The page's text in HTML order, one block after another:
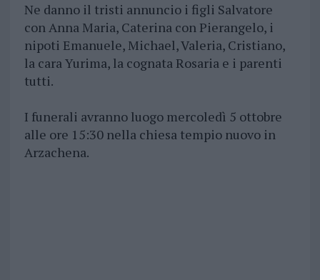
Ne danno il tristi annuncio i figli Salvatore
con Anna Maria, Caterina con Pierangelo, i
nipoti Emanuele, Michael, Valeria, Cristiano,
la cara Yurima, la cognata Rosaria e i parenti
tutti.
I funerali avranno luogo mercoledì 5 ottobre
alle ore 15:30 nella chiesa tempio nuovo in
Arzachena.